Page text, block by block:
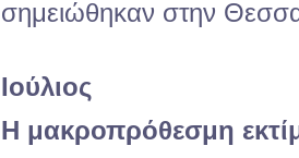
σημειώθηκαν στην
Ιούλιος
Η μακροπρόθεσμη